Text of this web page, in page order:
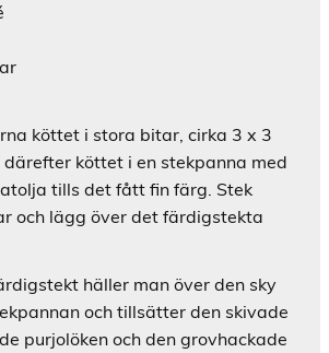
köttet i stora bitar, cirka 3 x 3
köttet i en stekpanna med
tills det fått fin färg. Stek
och lägg över det färdigstekta
häller man över den sky
och tillsätter den skivade
purjolöken och den grovhackade